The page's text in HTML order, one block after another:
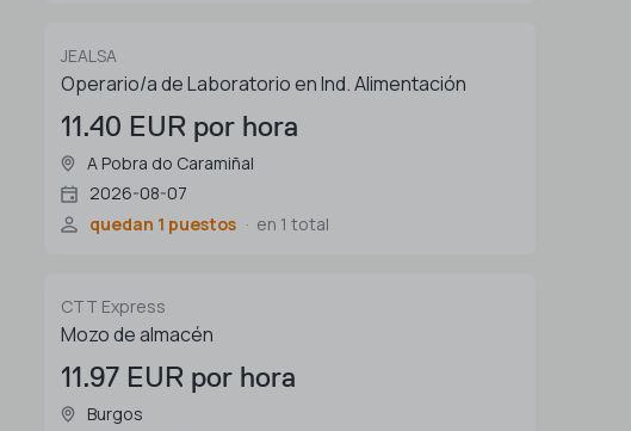
JEALSA
Operario/a de Laboratorio en Ind. Alimentación
11.40 EUR por hora
A Pobra do Caramiñal
2026-08-07
quedan 1 puestos
en 1 total
CTT Express
Mozo de almacén
11.97 EUR por hora
Burgos